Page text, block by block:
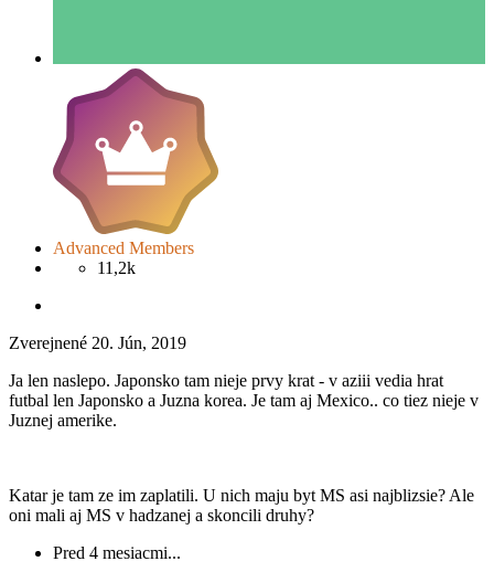
Advanced Members
11,2k
Zverejnené 20. Jún, 2019
Ja len naslepo. Japonsko tam nieje prvy krat - v aziii vedia hrat
futbal len Japonsko a Juzna korea. Je tam aj Mexico.. co tiez nieje v
Juznej amerike.
Katar je tam ze im zaplatili. U nich maju byt MS asi najblizsie? Ale
oni mali aj MS v hadzanej a skoncili druhy?
Pred 4 mesiacmi...